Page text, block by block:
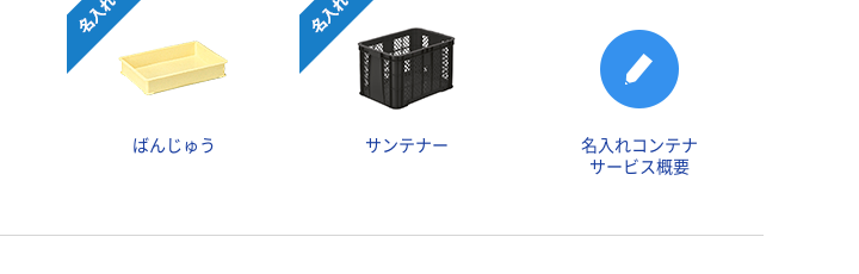
ばんじゅう サンテナー
名入れコンテナ
サービス概要